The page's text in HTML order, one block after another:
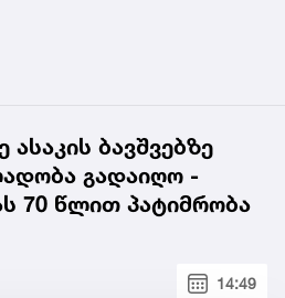
ბავშვებზე
გადაიღო -
70 წლით პატიმრობა
14:49